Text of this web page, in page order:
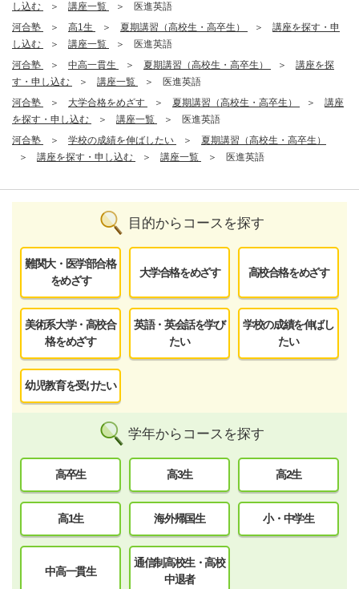
し込む
講座一覧
医進英語
河合塾
高1生 夏期講習（高校生・高卒生）
講座を探す・申
し込む
講座一覧
医進英語
河合塾
中高一貫生 夏期講習（高校生・高卒生）
講座を探
す・申し込む
講座一覧
医進英語
河合塾
大学合格をめざす 夏期講習（高校生・高卒生）
講座
を探す・申し込む
講座一覧
医進英語
河合塾
学校の成績を伸ばしたい
夏期講習（高校生・高卒生）
講座を探す・申し込む
講座一覧 医進英語
目的からコースを探す
難関大・医学部合格
をめざす
大学合格をめざす 高校合格をめざす
美術系大学・高校合
格をめざす
英語・英会話を学び
たい
学校の成績を伸ばし
たい
幼児教育を受けたい
学年からコースを探す
高卒生 高3生 高2生
高1生 海外帰国生 小・中学生
中高一貫生
通信制高校生・高校
中退者